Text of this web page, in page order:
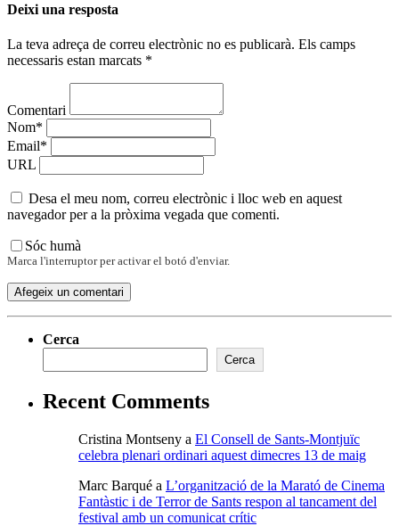
Deixi una resposta
La teva adreça de correu electrònic no es publicarà. Els camps
necessaris estan marcats *
Comentari
Nom*
Email*
URL
Desa el meu nom, correu electrònic i lloc web en aquest
navegador per a la pròxima vegada que comenti.
Sóc humà
Marca l'interruptor per activar el botó d'enviar.
Cerca
Cerca
Recent Comments
Cristina Montseny a El Consell de Sants-Montjuïc
celebra plenari ordinari aquest dimecres 13 de maig
Marc Barqué a L’organització de la Marató de Cinema
Fantàstic i de Terror de Sants respon al tancament del
festival amb un comunicat crític